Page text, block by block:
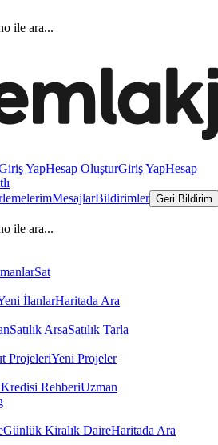
ile ara...
YapHesap OluşturGiriş YapHesap
MesajlarBildirimler Geri Bildirim
ile ara...
Sat
İlanlarHaritada Ara
Satılık ArsaSatılık Tarla
ProjeleriYeni Projeler
RehberiUzman
Günlük Kiralık DaireHaritada Ara